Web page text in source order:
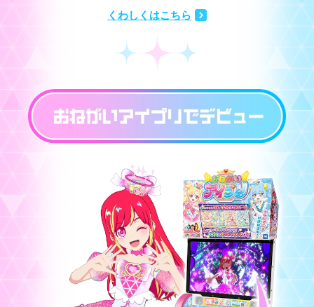
くわしくはこちら